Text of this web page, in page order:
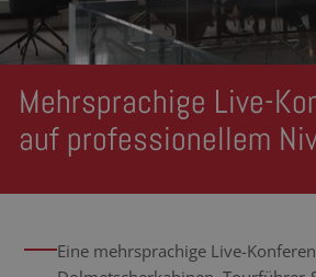
Mehrsprachige Live-
auf professionellem
Eine mehrsprachige Live-